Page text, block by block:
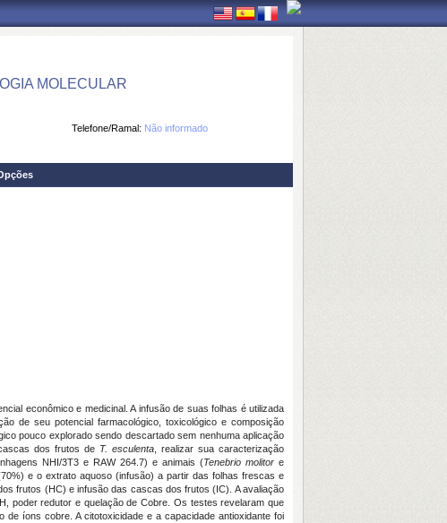
MOLECULAR
Telefone/Ramal: Não informado
econômico e medicinal. A infusão de suas folhas é utilizada
de seu potencial farmacológico, toxicológico e composição
pouco explorado sendo descartado sem nenhuma aplicação
dos frutos de T. esculenta, realizar sua caracterização
NHI/3T3 e RAW 264.7) e animais (Tenebrio molitor e
e o extrato aquoso (infusão) a partir das folhas frescas e
frutos (HC) e infusão das cascas dos frutos (IC). A avaliação
poder redutor e quelação de Cobre. Os testes revelaram que
íons cobre. A citotoxicidade e a capacidade antioxidante foi